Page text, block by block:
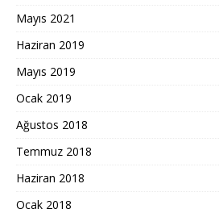
Mayıs 2021
Haziran 2019
Mayıs 2019
Ocak 2019
Ağustos 2018
Temmuz 2018
Haziran 2018
Ocak 2018